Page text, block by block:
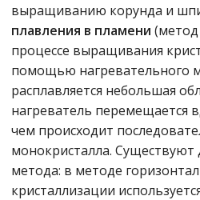
выращиванию корунда и
плавления в пламени
процессе выращивания
помощью нагревательного
расплавляется небольшая
нагреватель перемещается
чем происходит
монокристалла. Существуют
метода: в методе
кристаллизации